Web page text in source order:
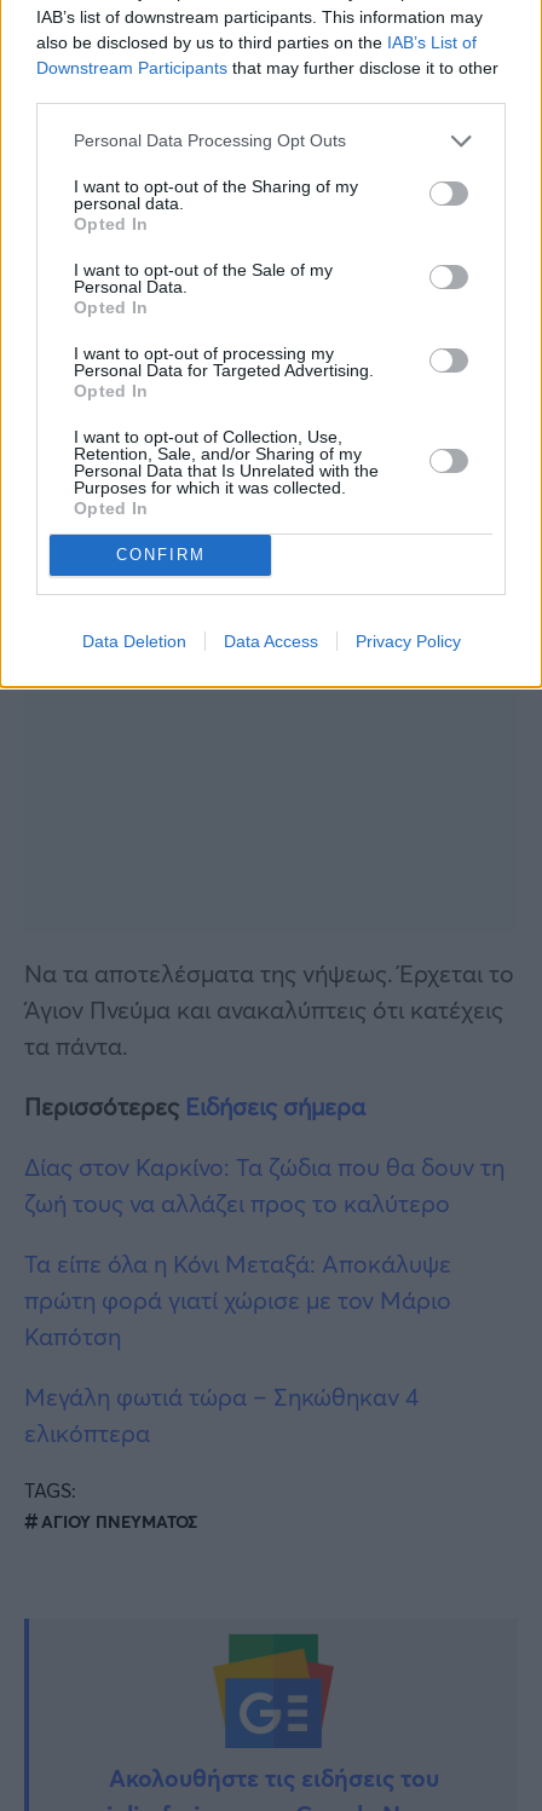
IAB’s list of downstream participants. This information may
also be disclosed by us to third parties on the IAB’s List of
Downstream Participants that may further disclose it to other
Personal Data Processing Opt Outs
I want to opt-out of the Sharing of my
personal data.
Opted In
I want to opt-out of the Sale of my
Personal Data.
Opted In
I want to opt-out of processing my
Personal Data for Targeted Advertising.
Opted In
I want to opt-out of Collection, Use,
Retention, Sale, and/or Sharing of my
Personal Data that Is Unrelated with the
Purposes for which it was collected.
Opted In
CONFIRM
Data Deletion Data Access Privacy Policy
σκοτάδι, και τότε βλέπω το χαμόγελό σας, τα
καθάρια μάτια σας και διορώ τις αγνές και
πάντα μέσα μας φωτίζονται και παίρνουν
Να τα αποτελέσματα της νήψεως. Έρχεται το
Άγιον Πνεύμα και ανακαλύπτεις ότι κατέχεις
τα πάντα.
Περισσότερες Ειδήσεις σήμερα
Δίας στον Καρκίνο: Τα ζώδια που θα δουν τη
ζωή τους να αλλάζει προς το καλύτερο
Τα είπε όλα η Κόνι Μεταξά: Αποκάλυψε
πρώτη φορά γιατί χώρισε με τον Μάριο
Καπότση
Μεγάλη φωτιά τώρα – Σηκώθηκαν 4
ελικόπτερα
TAGS:
ΑΓΙΟΥ ΠΝΕΥΜΑΤΟΣ
Ακολουθήστε τις ειδήσεις του